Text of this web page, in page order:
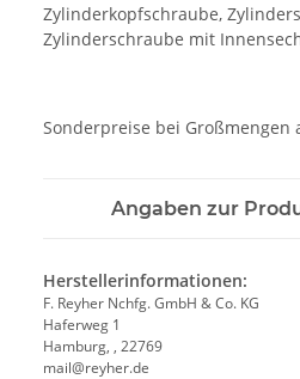
Zylinderkopfschraube,
Zylinderschraube mit
Sonderpreise bei Großmengen
Angaben zur
Herstellerinformationen:
F. Reyher Nchfg. GmbH & Co. KG
Haferweg 1
Hamburg, , 22769
mail@reyher.de